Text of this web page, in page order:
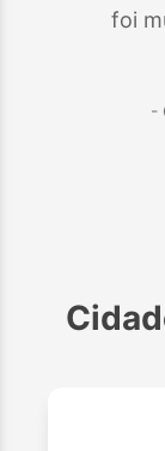
foi
-